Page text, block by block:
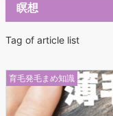
瞑想
Tag of article list
育毛発毛まめ知識